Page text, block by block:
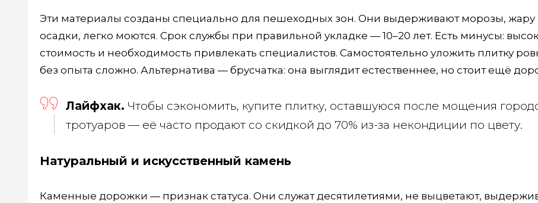
Эти материалы созданы специально для пешеходных зон. Они выдерживают морозы, жару
осадки, легко моются. Срок службы при правильной укладке — 10–20 лет. Есть минусы:
стоимость и необходимость привлекать специалистов. Самостоятельно уложить плитку
без опыта сложно. Альтернатива — брусчатка: она выглядит естественнее, но стоит ещё
Лайфхак. Чтобы сэкономить, купите плитку, оставшуюся после мощения
тротуаров — её часто продают со скидкой до 70% из-за некондиции по цвету.
Натуральный и искусственный камень
Каменные дорожки — признак статуса. Они служат десятилетиями, не выцветают,